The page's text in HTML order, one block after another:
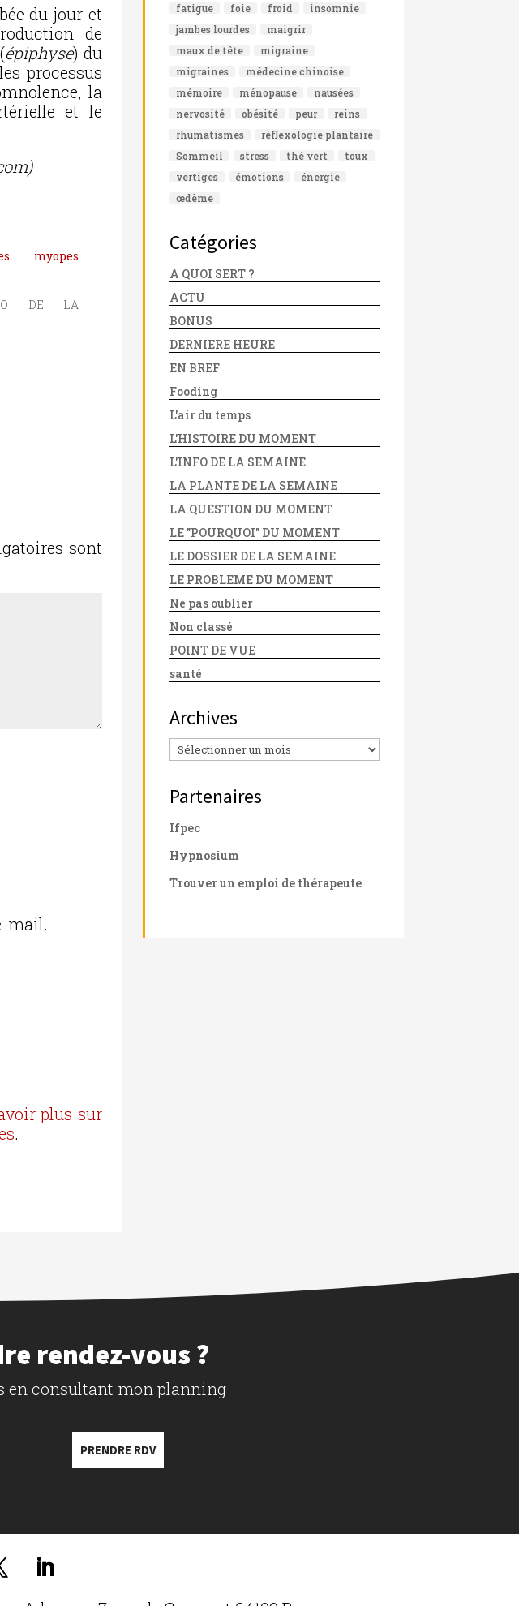
du jour et
de
épiphyse) du
processus
la
et le
myopes
DE LA
sont
mail.
plus sur
.
fatigue
foie froid
insomnie
jambes lourdes
maigrir
maux de tête
migraine
migraines
médecine chinoise
mémoire
ménopause
nausées
nervosité
obésité peur
reins
rhumatismes
réflexologie plantaire
Sommeil
stress thé vert
toux
vertiges
émotions
énergie
œdème
Catégories
A QUOI SERT ?
ACTU
BONUS
DERNIERE HEURE
EN BREF
Fooding
L'air du temps
L'HISTOIRE DU MOMENT
L'INFO DE LA SEMAINE
LA PLANTE DE LA SEMAINE
LA QUESTION DU MOMENT
LE "POURQUOI" DU MOMENT
LE DOSSIER DE LA SEMAINE
LE PROBLEME DU MOMENT
Ne pas oublier
Non classé
POINT DE VUE
santé
Archives
Archives
Partenaires
Ifpec
Hypnosium
Trouver un emploi de thérapeute
rendez-vous ?
en consultant mon planning
PRENDRE RDV